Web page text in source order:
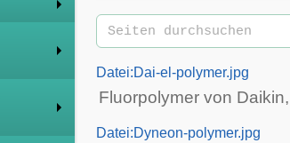
Datei:Dai-el-polymer.jpg
Fluorpolymer von
Datei:Dyneon-polymer.jpg